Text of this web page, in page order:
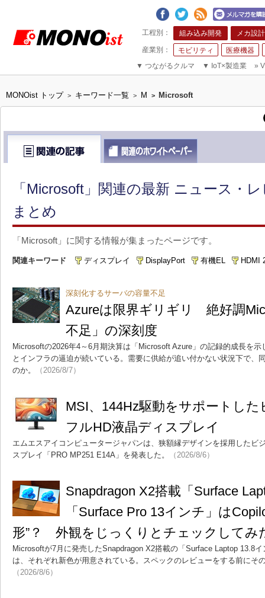
組み込み開発 メカ設計
モビリティ
医療機器
▼ つながるクルマ ▼ IoT×製造業 »
MONOist トップ > キーワード一覧 > M > Microsoft
「Microsoft」関連の最新 ニュース・
まとめ
「Microsoft」に関する情報が集まったページです。
関連キーワード ディスプレイ DisplayPort 有機EL HDMI
深刻化するサーバの容量不足
Azureは限界ギリギリ 絶好調
不足」の深刻度
Microsoftの2026年4～6月期決算は「Microsoft Azure」の記録的成長を
とインフラの逼迫が続いている。需要に供給が追い付かない状況下で、
のか。
（2026/8/7）
MSI、144Hz駆動をサポートし
フルHD液晶ディスプレイ
エムエスアイコンピュータージャパンは、狭額縁デザインを採用したビ
スプレイ「PRO MP251 E14A」を発表した。
（2026/8/6）
Snapdragon X2搭載「Surface
「Surface Pro 13インチ」は
形”？ 外観をじっくりとチェックしてみ
Microsoftが7月に発売したSnapdragon X2搭載の「Surface Laptop 13.8
は、それぞれ新色が用意されている。スペックのレビューをする前にそ
（2026/8/6）